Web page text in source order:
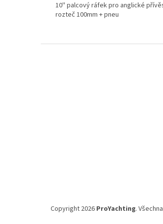
10'' palcový ráfek pro anglické
rozteč 100mm + pneu
Copyright 2026 ProYachting.